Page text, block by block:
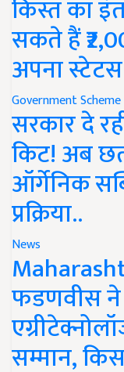
किस्त का
सकते हैं
अपना स्टेटस
Government Scheme
सरकार दे
किट! अब
ऑर्गेनिक
प्रक्रिया..
News
फडणवीस ने
सम्मान,